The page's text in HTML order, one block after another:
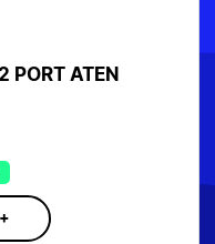
POUR 4
AT